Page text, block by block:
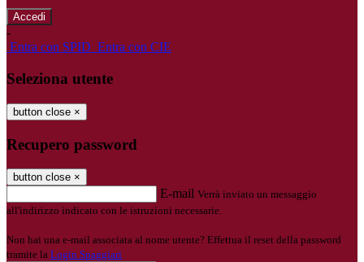
-
Entra con SPID Entra con CIE
Seleziona utente
button close ×
Recupero password
button close ×
E-mail Verrà inviato un messaggio
all'indirizzo indicato con le istruzioni necessarie.
Non hai una e-mail associata al nome utente? Effettua il reset della password
tramite la Login Spaggiari